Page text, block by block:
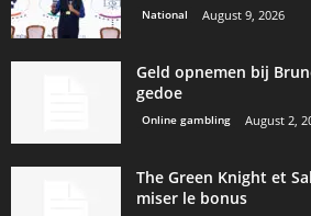
National August 9, 2026
Geld opnemen bij
gedoe
Online gambling August 2,
The Green Knight et
miser le bonus